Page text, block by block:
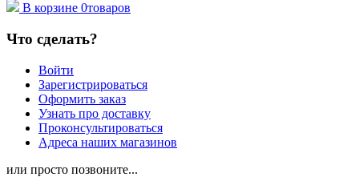
В корзине 0товаров
Что сделать?
Войти
Зарегистрироваться
Оформить заказ
Узнать про доставку
Проконсультироваться
Адреса наших магазинов
или просто позвоните...